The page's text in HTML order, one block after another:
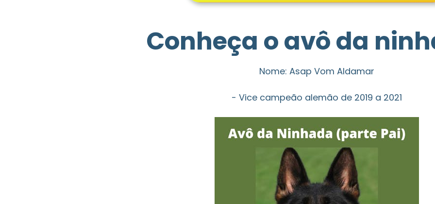
Conheça o avô da
Nome: Asap Vom Aldamar
- Vice campeão alemão de 2019 a 2021